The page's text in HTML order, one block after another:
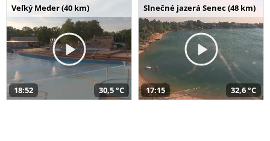
Veľký Meder (40 km)
18:52 30,5 °C
Slnečné jazerá Senec (48 km)
17:15 32,6 °C